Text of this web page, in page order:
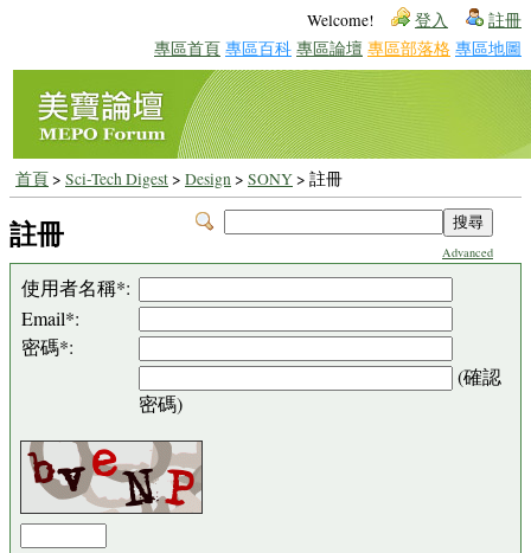
Welcome! 登入 註冊
專區首頁 專區百科 專區論壇 專區部落格 專區地圖
首頁> Sci-Tech Digest> Design> SONY> 註冊
Advanced
註冊
使用者名稱*:
Email*:
密碼*:
(確認
密碼)